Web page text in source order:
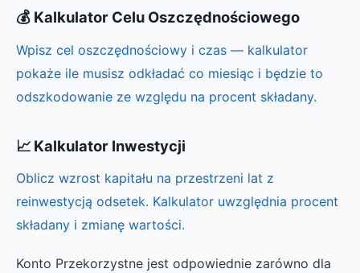
💰 Kalkulator Celu Oszczędnościowego
Wpisz cel oszczędnościowy i czas — kalkulator
pokaże ile musisz odkładać co miesiąc i będzie to
odszkodowanie ze względu na procent składany.
📈 Kalkulator Inwestycji
Oblicz wzrost kapitału na przestrzeni lat z
reinwestycją odsetek. Kalkulator uwzględnia procent
składany i zmianę wartości.
Konto Przekorzystne jest odpowiednie zarówno dla